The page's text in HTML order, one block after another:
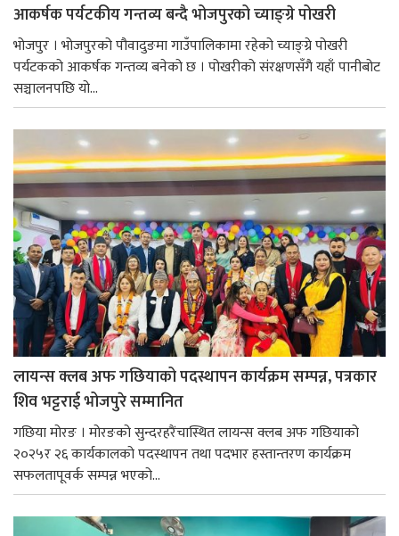
आकर्षक पर्यटकीय गन्तव्य बन्दै भोजपुरको च्याङ्ग्रे पोखरी
भोजपुर । भोजपुरको पौवादुङमा गाउँपालिकामा रहेको च्याङ्ग्रे पोखरी
पर्यटकको आकर्षक गन्तव्य बनेको छ । पोखरीको संरक्षणसँगै यहाँ पानीबोट
सञ्चालनपछि यो...
लायन्स क्लब अफ गछियाको पदस्थापन कार्यक्रम सम्पन्न, पत्रकार
शिव भट्टराई भोजपुरे सम्मानित
गछिया मोरङ । मोरङको सुन्दरहरैंचास्थित लायन्स क्लब अफ गछियाको
२०२५र २६ कार्यकालको पदस्थापन तथा पदभार हस्तान्तरण कार्यक्रम
सफलतापूवर्क सम्पन्न भएको...